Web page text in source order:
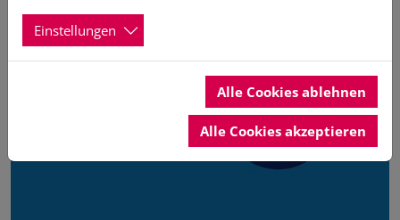
Einstellungen
Alle Cookies ablehnen
Alle Cookies akzeptieren